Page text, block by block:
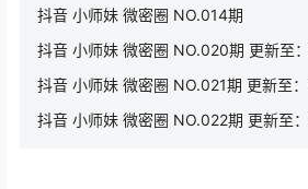
抖音 小师妹 微密圈 NO.014期
抖音 小师妹 微密圈 NO.020期 更新至
抖音 小师妹 微密圈 NO.021期 更新至
抖音 小师妹 微密圈 NO.022期 更新至